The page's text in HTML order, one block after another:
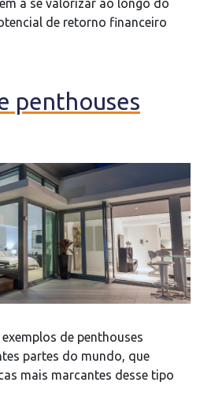
a se valorizar ao longo do
de retorno financeiro
penthouses
de penthouses
partes do mundo, que
mais marcantes desse tipo